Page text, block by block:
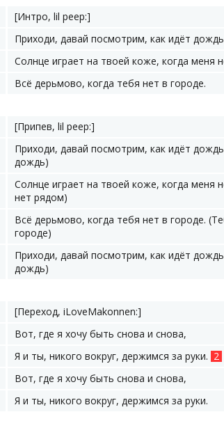
[Интро, lil peep:]
Приходи, давай посмотрим, как идёт
Солнце играет на твоей коже, когда меня
Всё дерьмово, когда тебя нет в городе.
[Припев, lil peep:]
Приходи, давай посмотрим, как идёт
дождь)
Солнце играет на твоей коже, когда меня
нет рядом)
Всё дерьмово, когда тебя нет в городе.
городе)
Приходи, давай посмотрим, как идёт
дождь)
[Переход, iLoveMakonnen:]
Вот, где я хочу быть снова и снова,
Я и ты, никого вокруг, держимся за руки. 2
Вот, где я хочу быть снова и снова,
Я и ты, никого вокруг, держимся за руки.